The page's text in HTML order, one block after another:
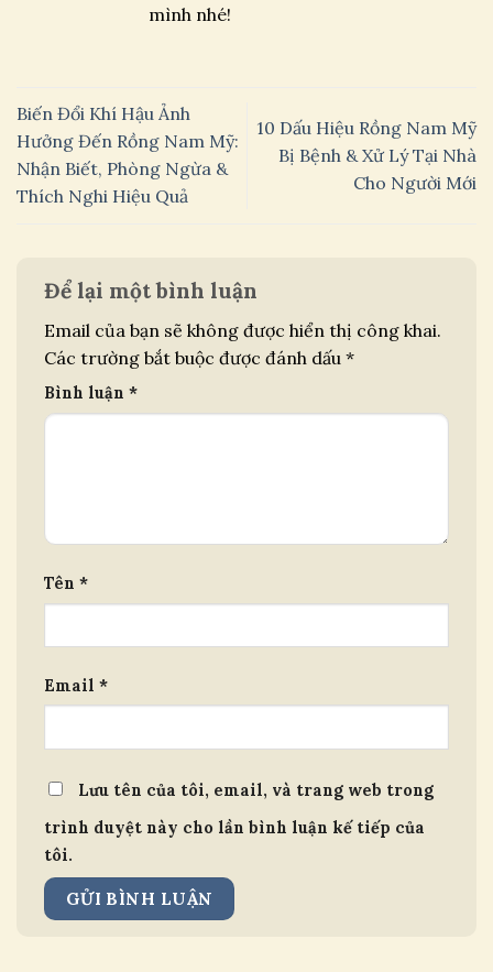
mình nhé!
Biến Đổi Khí Hậu Ảnh
Hưởng Đến Rồng Nam Mỹ:
Nhận Biết, Phòng Ngừa &
Thích Nghi Hiệu Quả
10 Dấu Hiệu Rồng Nam Mỹ
Bị Bệnh & Xử Lý Tại Nhà
Cho Người Mới
Để lại một bình luận
Email của bạn sẽ không được hiển thị công khai.
Các trường bắt buộc được đánh dấu *
Bình luận *
Tên *
Email *
Lưu tên của tôi, email, và trang web trong
trình duyệt này cho lần bình luận kế tiếp của
tôi.